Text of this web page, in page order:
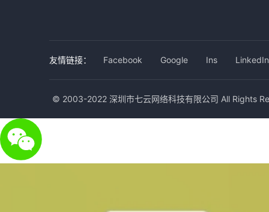
友情链接： Facebook Google Ins LinkedIn
© 2003-2022 深圳市七云网络科技有限公司 All Rights